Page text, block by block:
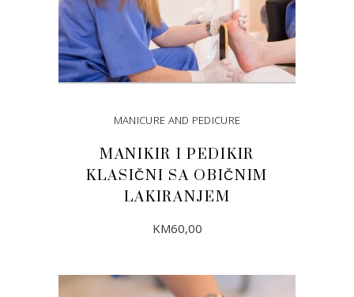
MANICURE AND PEDICURE
MANIKIR I PEDIKIR
KLASIČNI SA OBIČNIM
LAKIRANJEM
KM60,00
ADD TO CART